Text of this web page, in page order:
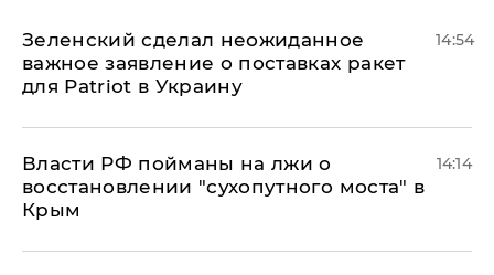
Зеленский сделал неожиданное
важное заявление о поставках ракет
для Patriot в Украину
14:54
Власти РФ пойманы на лжи о
восстановлении "сухопутного моста" в
Крым
14:14